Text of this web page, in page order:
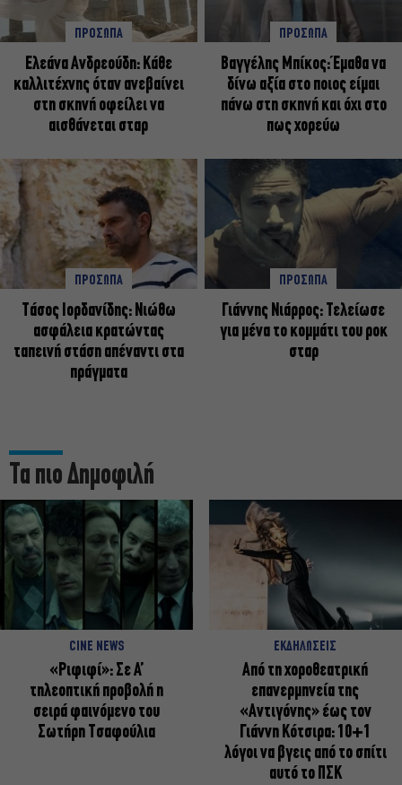
ΠΡΟΣΩΠΑ
Ελεάνα Ανδρεούδη: Κάθε
καλλιτέχνης όταν ανεβαίνει
στη σκηνή οφείλει να
αισθάνεται σταρ
ΠΡΟΣΩΠΑ
Βαγγέλης Μπίκος: Έμαθα να
δίνω αξία στο ποιος είμαι
πάνω στη σκηνή και όχι στο
πως χορεύω
ΠΡΟΣΩΠΑ
Tάσος Ιορδανίδης: Νιώθω
ασφάλεια κρατώντας
ταπεινή στάση απέναντι στα
πράγματα
ΠΡΟΣΩΠΑ
Γιάννης Νιάρρος: Τελείωσε
για μένα το κομμάτι του ροκ
σταρ
Τα πιο Δημοφιλή
CINE NEWS
«Ριφιφί»: Σε Α’
τηλεοπτική προβολή η
σειρά φαινόμενο του
Σωτήρη Τσαφούλια
ΕΚΔΗΛΩΣΕΙΣ
Από τη χοροθεατρική
επανερμηνεία της
«Αντιγόνης» έως τον
Γιάννη Κότσιρα: 10+1
λόγοι να βγεις από το σπίτι
αυτό το ΠΣΚ